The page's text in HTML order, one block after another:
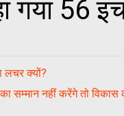
गया 56
लचर क्यों?
नहीं करेंगे तो विकास